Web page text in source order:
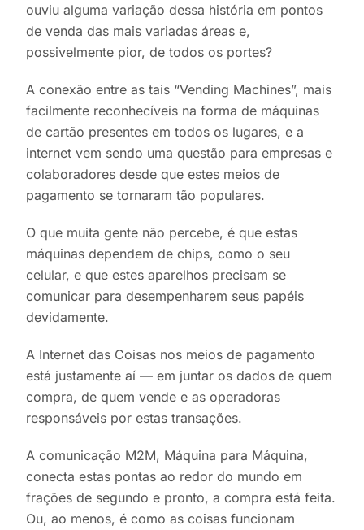
ouviu alguma variação dessa história em pontos
de venda das mais variadas áreas e,
possivelmente pior, de todos os portes?
A conexão entre as tais “Vending Machines”, mais
facilmente reconhecíveis na forma de máquinas
de cartão presentes em todos os lugares, e a
internet vem sendo uma questão para empresas e
colaboradores desde que estes meios de
pagamento se tornaram tão populares.
O que muita gente não percebe, é que estas
máquinas dependem de chips, como o seu
celular, e que estes aparelhos precisam se
comunicar para desempenharem seus papéis
devidamente.
A Internet das Coisas nos meios de pagamento
está justamente aí — em juntar os dados de quem
compra, de quem vende e as operadoras
responsáveis por estas transações.
A comunicação M2M, Máquina para Máquina,
conecta estas pontas ao redor do mundo em
frações de segundo e pronto, a compra está feita.
Ou, ao menos, é como as coisas funcionam